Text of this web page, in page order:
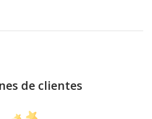
de clientes